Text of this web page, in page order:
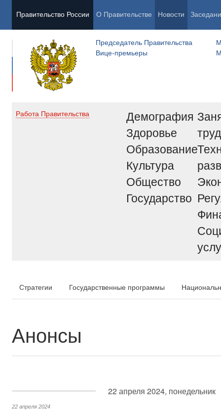
Правительство России О Правительстве Новости
Председатель Правительства
Вице-премьеры
Работа Правительства
Демография
Здоровье
Образование
Культура
Общество
Государство
труд
Стратегии Государственные программы
Анонсы
22 апреля 2024, понедельник
22 апреля 2024